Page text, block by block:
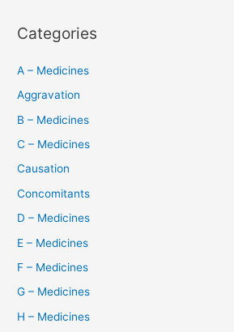
Categories
A – Medicines
Aggravation
B – Medicines
C – Medicines
Causation
Concomitants
D – Medicines
E – Medicines
F – Medicines
G – Medicines
H – Medicines